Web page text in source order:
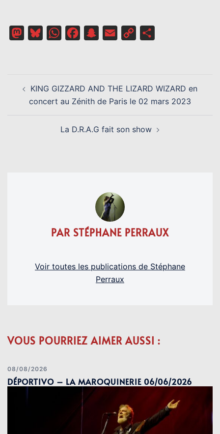
MastodonBlueskyWhatsAppFacebookSnapchat
Email
Copy
D’ARTICLE
KING GIZZARD AND THE LIZARD WIZARD en
concert au Zénith de Paris le 02 mars 2023
La D.R.A.G fait son show
PAR STÉPHANE PERRAUX
Voir toutes les publications de Stéphane
Perraux
VOUS POURRIEZ AIMER AUSSI :
08/08/2026
DÉPORTIVO – LA MAROQUINERIE 06/06/2026